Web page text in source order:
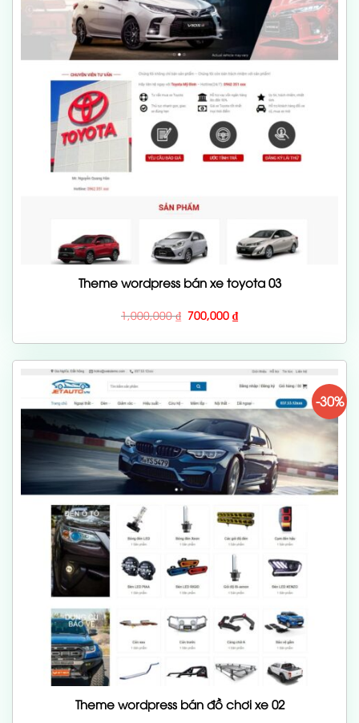
Theme wordpress bán xe toyota 03
1,000,000₫ Giá
gốc
1,000,000 ₫.
700,000₫Giá
hiện
là:
-30%
Theme wordpress bán đồ chơi xe 02